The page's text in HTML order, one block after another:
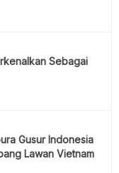
Sebagai
Gusur Indonesia
Lawan Vietnam